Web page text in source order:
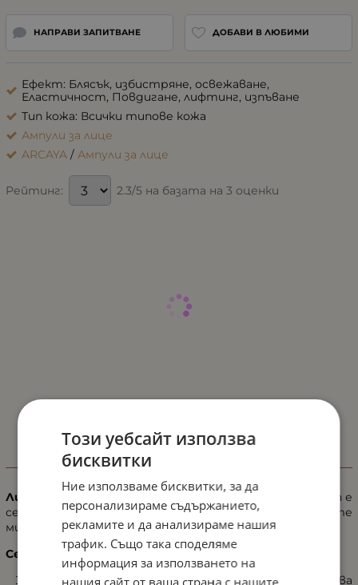
НАПРАВИ ЗАПИТВАНЕ ДОБАВИ В ЛЮБИМИ
Ефект: Блясък, избистряне, освежаване,
Еластичност, Повдигане, лифтинг, изпъване
Тип кожа: Всички типове кожа
Ампули за лице
ARCAYA / Ампули за лице
Рейтинг: 2.3/5 на базата на 3 оценки
ИНФОРМАЦИЯ
Лимитирана серия от ARCAYA!
Lifting Deluxe Selection е
сет от 3 ампули, с помощта на които ще получите
мигновен лифтинг и нова свежест!
Сетът съдържа:
Ампула Lift Xtreme- изглажда кожата и осигурява
Този уебсайт използва
бисквитки
Ние използваме бисквитки, за да
персонализираме съдържанието,
рекламите и да анализираме нашия
трафик. Също така споделяме
информация за използването на
нашия сайт от ваша страна с нашите